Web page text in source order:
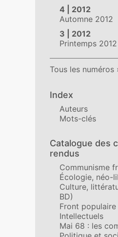
4 | 2012
Automne 2012
3 | 2012
Printemps 2012
Tous les numéros
Index
Auteurs
Mots-clés
Catalogue des
rendus
Communisme
Écologie, néo-
Culture,
BD)
Front populaire
Intellectuels
Mai 68 : les